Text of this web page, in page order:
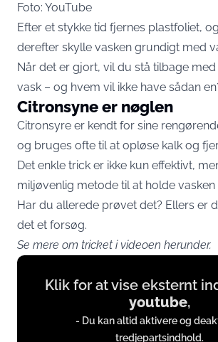
Foto: YouTube
Efter et stykke tid fjernes plastfoliet,
derefter skylle vasken grundigt med
Når det er gjort, vil du stå tilbage med
vask – og hvem vil ikke have sådan
Citronsyne er nøglen
Citronsyre er kendt for sine
og bruges ofte til at opløse kalk og
Det enkle trick er ikke kun effektivt,
miljøvenlig metode til at holde vasken
Har du allerede prøvet det? Ellers er
det et forsøg.
Se mere om tricket i videoen herunder.
Display
content
www.youtube.com
Klik for at vise eksternt
youtube,
- Du kan altid aktivere og
tredjepartsindhold.